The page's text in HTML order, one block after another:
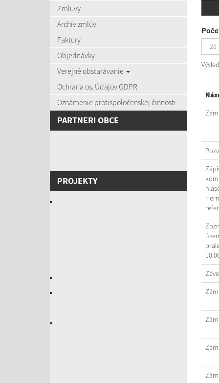
Zmluvy
Archív zmlúv
Faktúry
Objednávky
Verejné obstarávanie
Ochrana os. Údajov GDPR
Oznámenie protispoločenskej činnosti
PARTNERI OBCE
PROJEKTY